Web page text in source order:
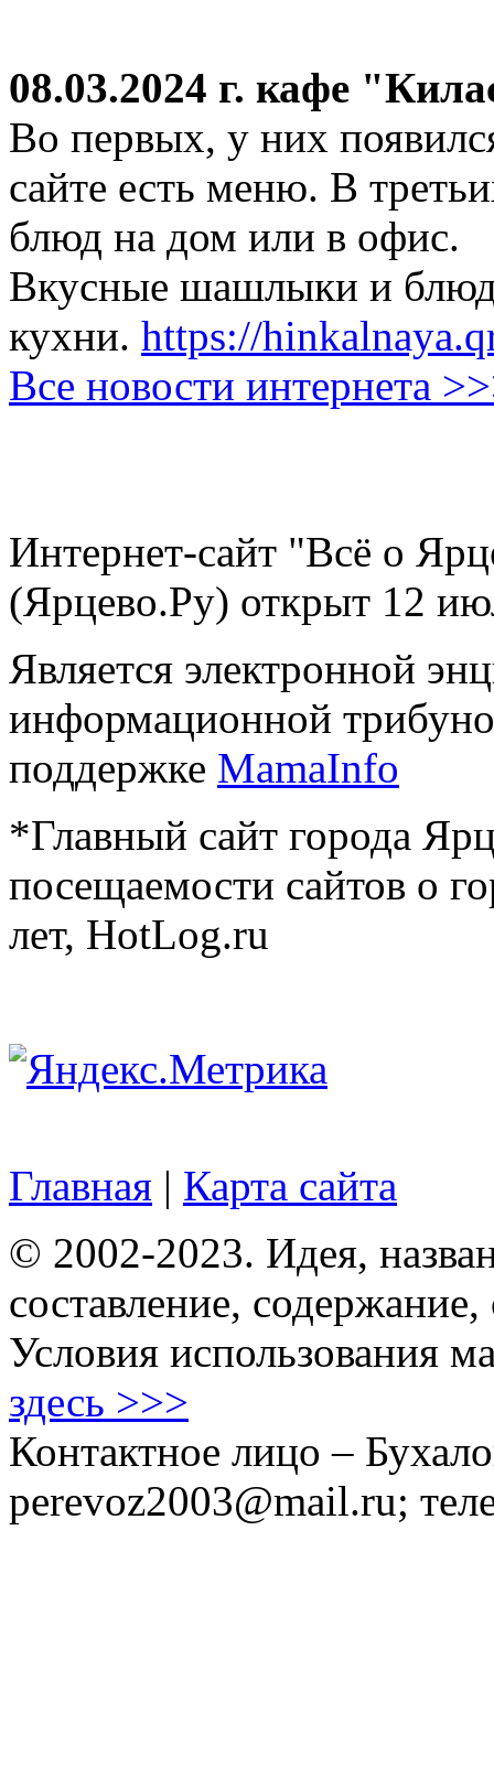
08.03.2024 г. кафе
Во первых, у них
сайте есть меню. В
блюд на дом или в офис.
Вкусные шашлыки и
кухни. https://
Все новости интернета
Интернет-сайт "Всё о
(Ярцево.Ру) открыт 12
Является электронной
информационной
поддержке MamaInfo
*Главный сайт города
посещаемости сайтов о
лет, HotLog.ru
Главная | Карта сайта
© 2002-2023. Идея,
составление,
Условия использования
здесь >>>
Контактное лицо –
perevoz2003@mail.ru;